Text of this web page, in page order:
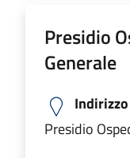
Presidio
Generale
Indirizzo
Presidio